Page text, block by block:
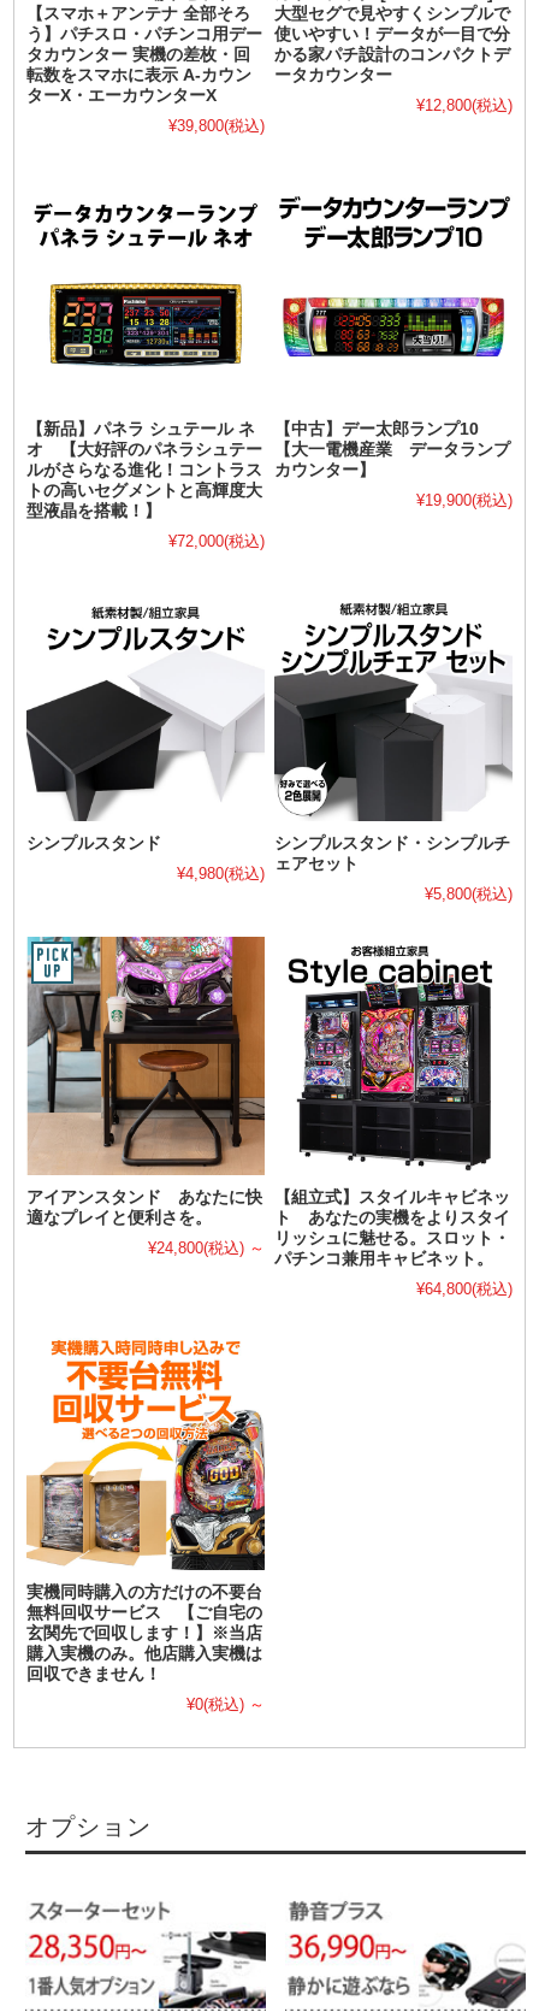
【スマホ＋アンテナ 全部そろ
う】パチスロ・パチンコ用デー
タカウンター 実機の差枚・回
転数をスマホに表示 A-カウン
ターX・エーカウンターX
¥39,800(税込)
大型セグで見やすくシンプルで
使いやすい！データが一目で分
かる家パチ設計のコンパクトデ
ータカウンター
¥12,800(税込)
【新品】パネラ シュテール ネ
オ 【大好評のパネラシュテー
ルがさらなる進化！コントラス
トの高いセグメントと高輝度大
型液晶を搭載！】
¥72,000(税込)
【中古】デー太郎ランプ10
【大一電機産業 データランプ
カウンター】
¥19,900(税込)
シンプルスタンド
¥4,980(税込)
シンプルスタンド・シンプルチ
ェアセット
¥5,800(税込)
アイアンスタンド あなたに快
適なプレイと便利さを。
¥24,800(税込) ～
【組立式】スタイルキャビネッ
ト あなたの実機をよりスタイ
リッシュに魅せる。スロット・
パチンコ兼用キャビネット。
¥64,800(税込)
実機同時購入の方だけの不要台
無料回収サービス 【ご自宅の
玄関先で回収します！】※当店
購入実機のみ。他店購入実機は
回収できません！
¥0(税込) ～
オプション